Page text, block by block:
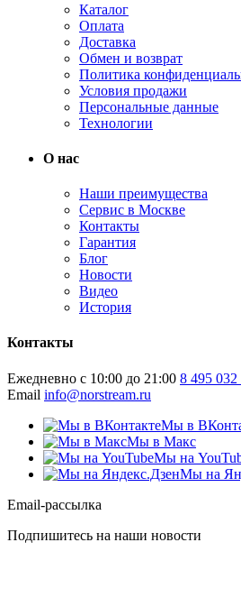
Каталог
Оплата
Доставка
Обмен и возврат
Политика
Условия продажи
Персональные данные
Технологии
О нас
Наши преимущества
Сервис в Москве
Контакты
Гарантия
Блог
Новости
Видео
История
Контакты
Ежедневно с 10:00 до 21:00 8 495 032
Email info@norstream.ru
Мы в
Мы в Макс
Мы на
Мы на
Email-рассылка
Подпишитесь на наши новости